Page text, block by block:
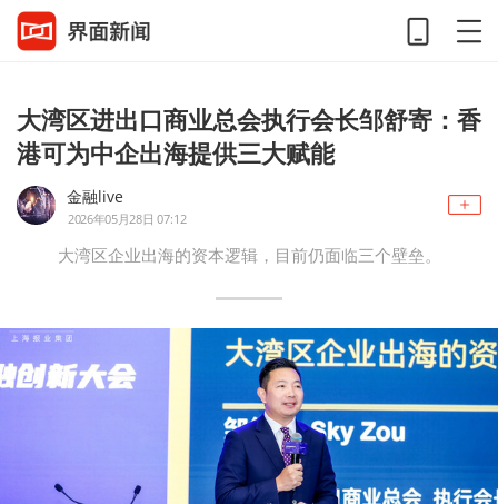
大湾区进出口商业总会执行会长邹舒寄：香
港可为中企出海提供三大赋能
金融live
2026年05月28日 07:12
大湾区企业出海的资本逻辑，目前仍面临三个壁垒。